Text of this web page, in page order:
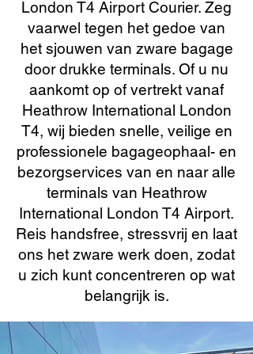
London T4 Airport Courier. Zeg
vaarwel tegen het gedoe van
het sjouwen van zware bagage
door drukke terminals. Of u nu
aankomt op of vertrekt vanaf
Heathrow International London
T4, wij bieden snelle, veilige en
professionele bagageophaal- en
bezorgservices van en naar alle
terminals van Heathrow
International London T4 Airport.
Reis handsfree, stressvrij en laat
ons het zware werk doen, zodat
u zich kunt concentreren op wat
belangrijk is.